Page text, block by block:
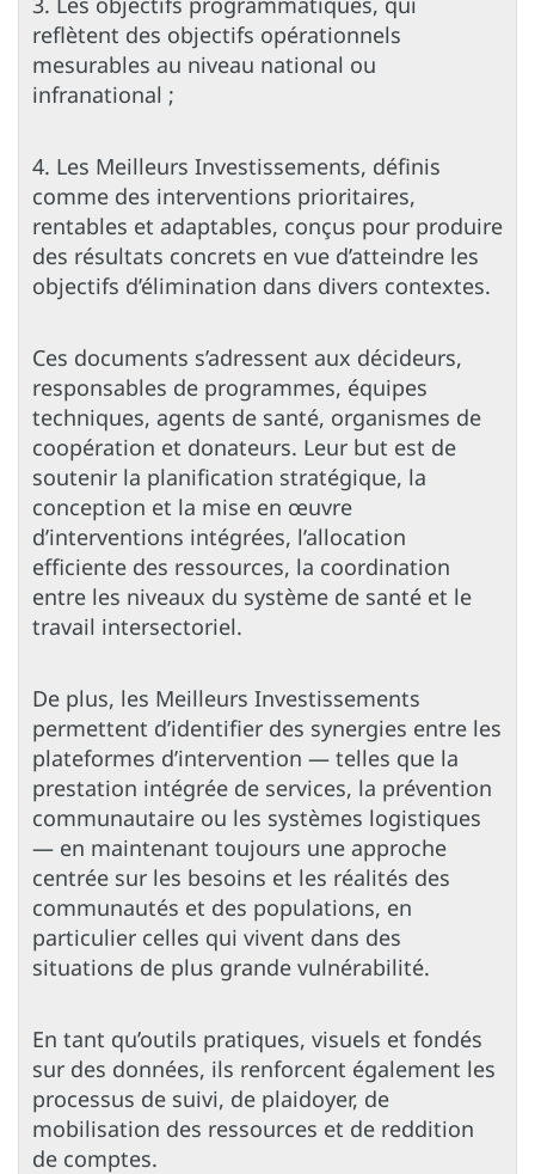
reflètent des objectifs opérationnels
mesurables au niveau national ou
infranational ;
4. Les Meilleurs Investissements, définis
comme des interventions prioritaires,
rentables et adaptables, conçus pour produire
des résultats concrets en vue d’atteindre les
objectifs d’élimination dans divers contextes.
Ces documents s’adressent aux décideurs,
responsables de programmes, équipes
techniques, agents de santé, organismes de
coopération et donateurs. Leur but est de
soutenir la planification stratégique, la
conception et la mise en œuvre
d’interventions intégrées, l’allocation
efficiente des ressources, la coordination
entre les niveaux du système de santé et le
travail intersectoriel.
De plus, les Meilleurs Investissements
permettent d’identifier des synergies entre les
plateformes d’intervention — telles que la
prestation intégrée de services, la prévention
communautaire ou les systèmes logistiques
— en maintenant toujours une approche
centrée sur les besoins et les réalités des
communautés et des populations, en
particulier celles qui vivent dans des
situations de plus grande vulnérabilité.
En tant qu’outils pratiques, visuels et fondés
sur des données, ils renforcent également les
processus de suivi, de plaidoyer, de
mobilisation des ressources et de reddition
de comptes.